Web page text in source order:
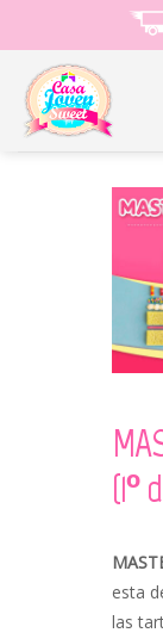
to
content
(1º
esta
las